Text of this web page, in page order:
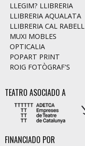
LLEGIM? LLIBRERIA
LLIBRERIA AQUALATA
LLIBRERIA CAL RABELL
MUXI MOBLES
OPTICALIA
POPART PRINT
ROIG FOTÒGRAF'S
TEATRO ASOCIADO A
FINANCIADO POR